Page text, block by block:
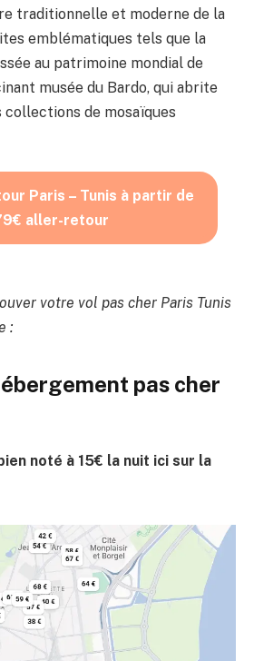
traditionnelle et moderne de la
emblématiques tels que la
au patrimoine mondial de
musée du Bardo, qui abrite
collections de mosaïques
Paris – Tunis à partir de
aller-retour
votre vol pas cher Paris Tunis
:
pas cher
noté à 15€ la nuit ici sur la